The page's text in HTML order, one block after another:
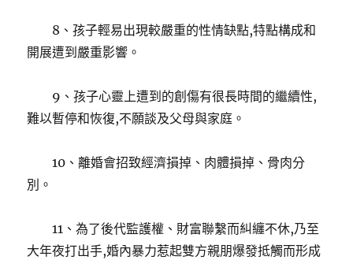
8、孩子輕易出現較嚴重的性情缺點,特點構成和
開展遭到嚴重影響。
9、孩子心靈上遭到的創傷有很長時間的繼續性,
難以暫停和恢復,不願談及父母與家庭。
10、離婚會招致經濟損掉、肉體損掉、骨肉分
別。
11、為了後代監護權、財富聯繫而糾纏不休,乃至
大年夜打出手,婚內暴力惹起雙方親朋爆發抵觸而形成